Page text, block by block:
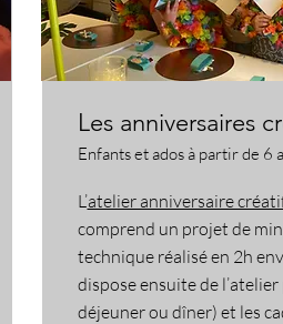
Les anniversaires
Enfants et ados à partir de 6
L’atelier anniversaire
comprend un projet de
technique réalisé en 2h
dispose ensuite de
déjeuner ou dîner) et les